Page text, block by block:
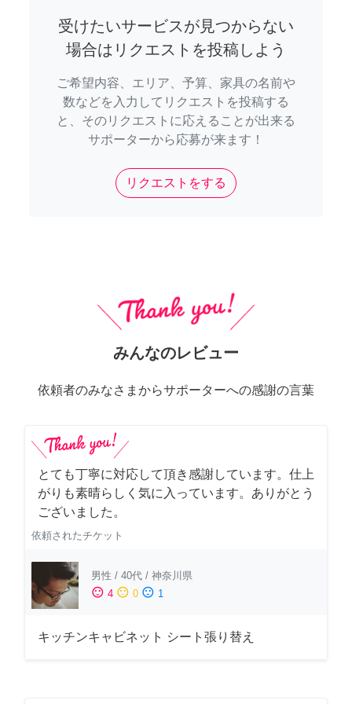
受けたいサービスが見つからない
場合はリクエストを投稿しよう
ご希望内容、エリア、予算、家具の名前や
数などを入力してリクエストを投稿する
と、そのリクエストに応えることが出来る
サポーターから応募が来ます！
リクエストをする
みんなのレビュー
依頼者のみなさまからサポーターへの感謝の言葉
とても丁寧に対応して頂き感謝しています。仕上
がりも素晴らしく気に入っています。ありがとう
ございました。
依頼されたチケット
男性 / 40代 / 神奈川県
sentiment_satisfied 4 sentiment_neutral 0 sentiment_dissatisfied 1
キッチンキャビネット シート張り替え